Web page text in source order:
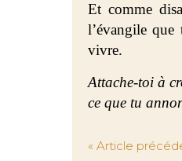
Et comme
l’évangile
vivre.
Attache-toi à
ce que tu
« Article